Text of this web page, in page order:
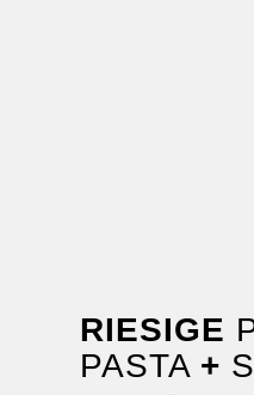
RIESIGE
PASTA +